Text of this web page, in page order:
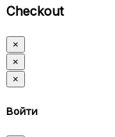
Checkout
×
×
×
Войти